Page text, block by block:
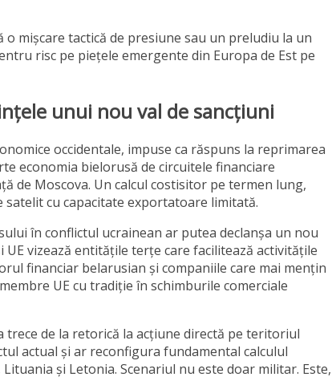
mișcare tactică de presiune sau un preludiu la un
risc pe piețele emergente din Europa de Est pe
unui nou val de sancțiuni
occidentale, impuse ca răspuns la reprimarea
economia bielorusă de circuitele financiare
de Moscova. Un calcul costisitor pe termen lung,
cu capacitate exportatoare limitată.
în conflictul ucrainean ar putea declanșa un nou
vizează entitățile terțe care facilitează activitățile
financiar belarusian și companiile care mai mențin
UE cu tradiție în schimburile comerciale
trece de la retorică la acțiune directă pe teritoriul
actual și ar reconfigura fundamental calculul
și Letonia. Scenariul nu este doar militar. Este,